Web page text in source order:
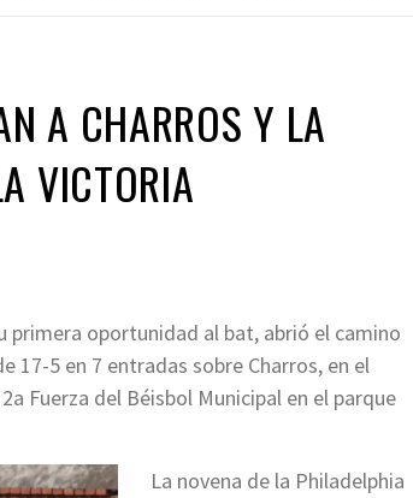
A CHARROS Y LA
VICTORIA
primera oportunidad al bat, abrió el camino
17-5 en 7 entradas sobre Charros, en el
Fuerza del Béisbol Municipal en el parque
La novena de la Philadelphia